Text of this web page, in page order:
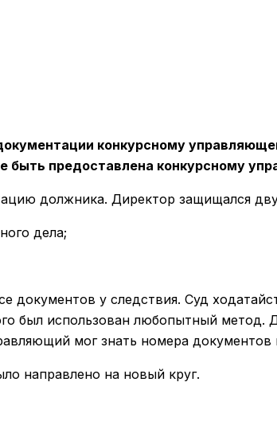
конкурсному
быть предоставлена конкурсному
должника. Директор защищался
дела;
документов у следствия. Суд
был использован любопытный
мог знать номера документов
направлено на новый круг.